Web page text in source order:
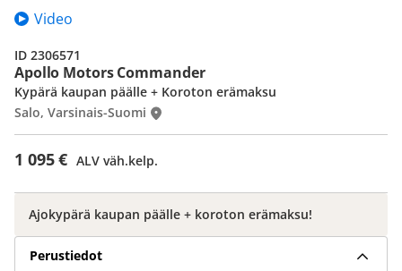
Apollo Motors Commander
1 095 € ALV väh.kelp.
Kypärä kaupan päälle + Koroton erämaksu
Salo, Varsinais-Suomi
ID 2306571
Video
Ajokypärä kaupan päälle + koroton erämaksu!
Perustiedot